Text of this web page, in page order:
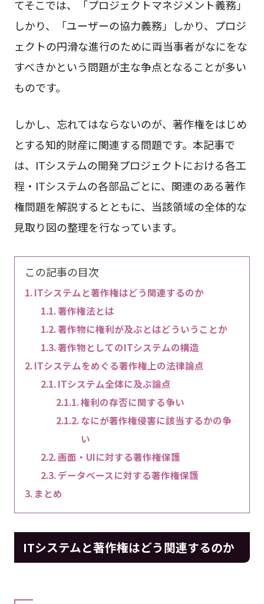
てそこでは、「プロジェクトマネジメント義務」
しかり、「ユーザーの協力義務」しかり、プロジ
ェクトの円滑な進行のために両当事者がなにをな
すべきかという問題が主な争点となることが多い
ものです。
しかし、忘れてはならないのが、著作権をはじめ
とする知的財産に関連する問題です。本記事で
は、ITシステムの開発プロジェクトにおける各工
程・ITシステムの各部品ごとに、関連のある著作
権問題を解説するとともに、当該領域の全体的な
見取り図の整理を行なっています。
この記事の目次
ITシステムと著作権はどう関連するのか
著作権法とは
著作物に権利が及ぶとはどういうことか
著作物としてのITシステムの構造
ITシステムをめぐる著作権上の法律論点
ITシステム全体に及ぶ論点
権利の存否に関する争い
なにが著作権侵害に該当するかの争
い
画面・UIに対する著作権保護
データベースに対する著作権保護
まとめ
ITシステムと著作権はどう関連するのか